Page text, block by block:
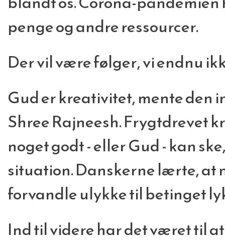
penge og andre ressourcer.
Der vil være følger, vi endnu
Gud er kreativitet, mente den
Shree Rajneesh. Frygtdrevet
noget godt - eller Gud - kan
situation. Danskerne lærte, at
forvandle ulykke til betinget
Ind til videre har det været til